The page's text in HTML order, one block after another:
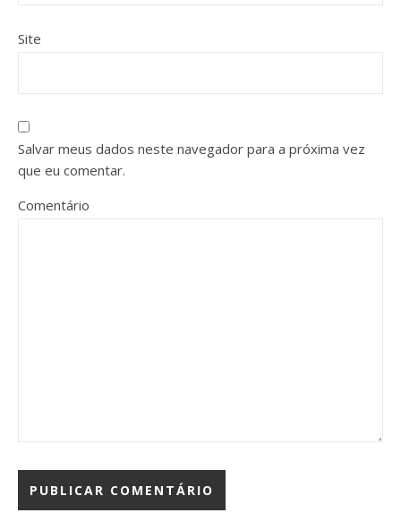
Site
Salvar meus dados neste navegador para a próxima vez
que eu comentar.
Comentário